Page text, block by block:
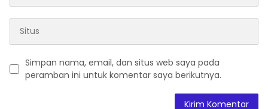
Simpan nama, email, dan situs web saya pada
peramban ini untuk komentar saya berikutnya.